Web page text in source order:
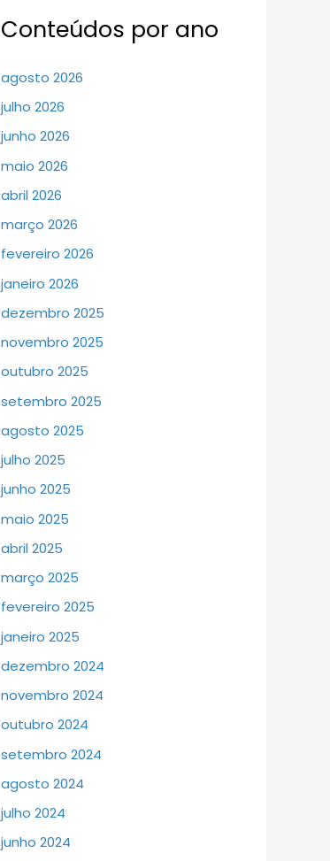
Conteúdos por ano
agosto 2026
julho 2026
junho 2026
maio 2026
abril 2026
março 2026
fevereiro 2026
janeiro 2026
dezembro 2025
novembro 2025
outubro 2025
setembro 2025
agosto 2025
julho 2025
junho 2025
maio 2025
abril 2025
março 2025
fevereiro 2025
janeiro 2025
dezembro 2024
novembro 2024
outubro 2024
setembro 2024
agosto 2024
julho 2024
junho 2024